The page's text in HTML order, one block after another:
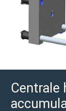
Centrale